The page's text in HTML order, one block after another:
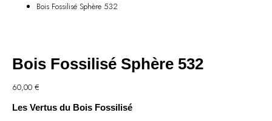
Bois Fossilisé Sphère 532
Bois Fossilisé Sphère 532
60,00 €
Les Vertus du Bois Fossilisé